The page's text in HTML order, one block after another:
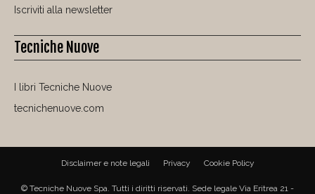
Iscriviti alla newsletter
Tecniche Nuove
I libri Tecniche Nuove
tecnichenuove.com
Disclaimer e note legali Privacy Cookie Policy
© Tecniche Nuove Spa. Tutti i diritti riservati. Sede legale Via Eritrea 21 -